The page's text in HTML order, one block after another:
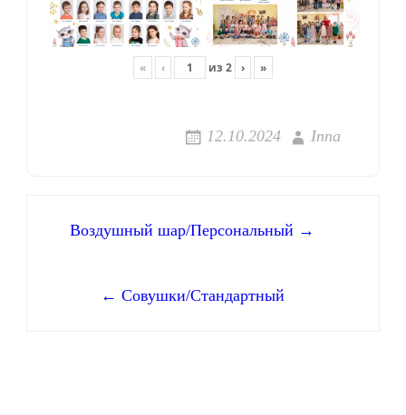
« ‹ из 2 › »
12.10.2024 Inna
Навигация
Воздушный шар/Персональный →
← Совушки/Стандартный